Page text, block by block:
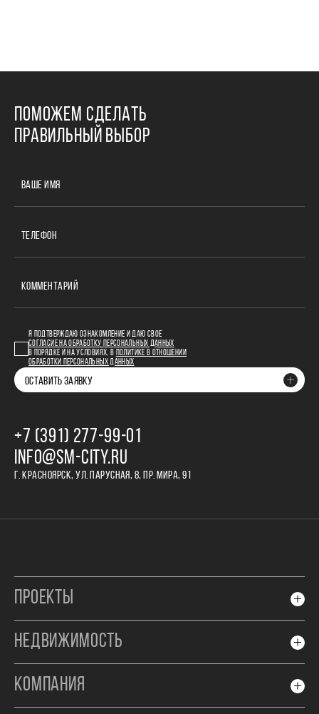
ПОМОЖЕМ СДЕЛАТЬ
ПРАВИЛЬНЫЙ ВЫБОР
ВАШЕ ИМЯ
ТЕЛЕФОН
КОММЕНТАРИЙ
Я ПОДТВЕРЖДАЮ ОЗНАКОМЛЕНИЕ И ДАЮ СВОЕ
СОГЛАСИЕ НА ОБРАБОТКУ ПЕРСОНАЛЬНЫХ ДАННЫХ
В ПОРЯДКЕ И НА УСЛОВИЯХ, В
ПОЛИТИКЕ В ОТНОШЕНИИ
ОБРАБОТКИ ПЕРСОНАЛЬНЫХ ДАННЫХ
ОСТАВИТЬ ЗАЯВКУ
+7 (391) 277‒99‒01
INFO@SM-CITY.RU
Г. КРАСНОЯРСК, УЛ. ПАРУСНАЯ, 8, ПР. МИРА, 91
ПРОЕКТЫ
НЕДВИЖИМОСТЬ
КОМПАНИЯ